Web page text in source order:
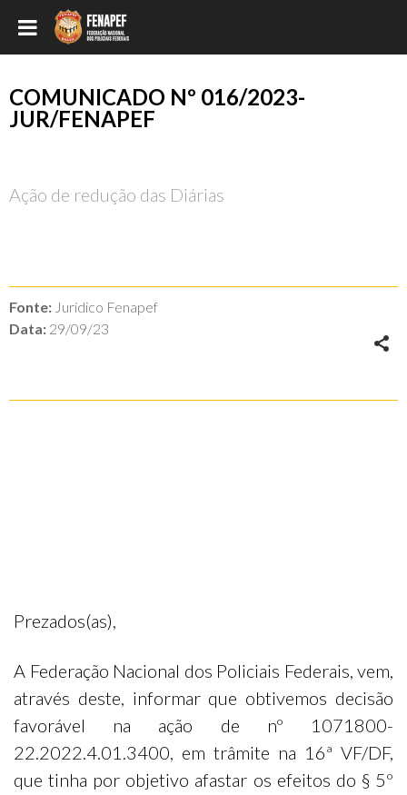
COMUNICADO Nº 016/2023-
JUR/FENAPEF
Ação de redução das Diárias
Fonte: Jurídico Fenapef
Data: 29/09/23
Prezados(as),
A Federação Nacional dos Policiais Federais, vem,
através deste, informar que obtivemos decisão
favorável na ação de nº 1071800-
22.2022.4.01.3400, em trâmite na 16ª VF/DF,
que tinha por objetivo afastar os efeitos do § 5º